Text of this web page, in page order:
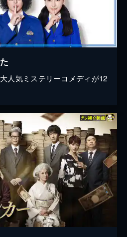
人気ミステリーコメディが12